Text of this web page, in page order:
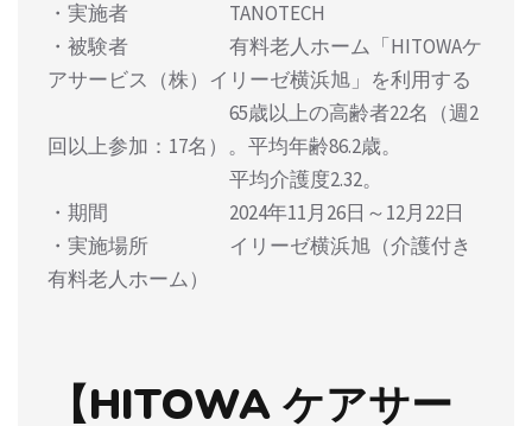
・実施者 TANOTECH
・被験者 有料老人ホーム「HITOWAケ
アサービス（株）イリーゼ横浜旭」を利用する
65歳以上の高齢者22名（週2
回以上参加：17名）。平均年齢86.2歳。
平均介護度2.32。
・期間 2024年11月26日～12月22日
・実施場所 イリーゼ横浜旭（介護付き
有料老人ホーム）
【HITOWA ケアサー